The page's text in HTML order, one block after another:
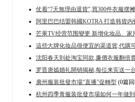
仗着“7天無理由退貨”,買300件衣服摆
阿里巴巴结盟韩國KOTRA 打造韩貨内
芒果TV经营范围變更 新增化妆品、
這些大牌化妆品很便宜的渠道貨,代購
沈阳春天到处淘宝同款,廉價衣服翻倍
罗晋唐嫣婚礼開销揭秘,每位来宾送一
廣州服装批發市場“直播”促轉型 (0篇
杭州四季青服装批發市場如何一年做